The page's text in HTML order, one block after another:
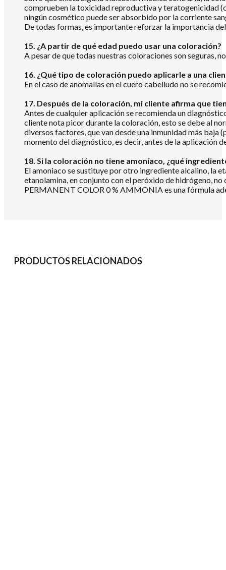
comprueben la toxicidad reproductiva y teratogenicidad
ningún cosmético puede ser absorbido por la corriente
De todas formas, es importante reforzar la importancia
15. ¿A partir de qué edad puedo usar una coloración?
A pesar de que todas nuestras coloraciones son seguras,
16. ¿Qué tipo de coloración puedo aplicarle a una
En el caso de anomalías en el cuero cabelludo no se
17. Después de la coloración, mi cliente afirma que
Antes de cualquier aplicación se recomienda un
cliente nota picor durante la coloración, esto se debe al
diversos factores, que van desde una inmunidad más baja
momento del diagnóstico, es decir, antes de la aplicación
18. Si la coloración no tiene amoníaco, ¿qué
El amoniaco se sustituye por otro ingrediente alcalino, la
etanolamina, en conjunto con el peróxido de hidrógeno,
PERMANENT COLOR 0 % AMMONIA es una fórmula
PRODUCTOS RELACIONADOS